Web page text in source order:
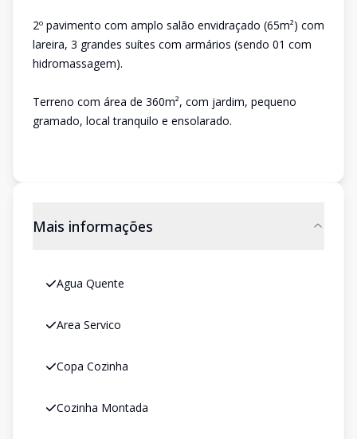
2º pavimento com amplo salão envidraçado (65m²) com
lareira, 3 grandes suítes com armários (sendo 01 com
hidromassagem).
Terreno com área de 360m², com jardim, pequeno
gramado, local tranquilo e ensolarado.
Mais informações
Agua Quente
Area Servico
Copa Cozinha
Cozinha Montada